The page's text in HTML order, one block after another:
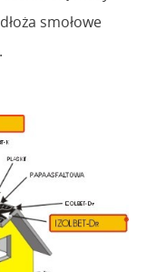
smołowe